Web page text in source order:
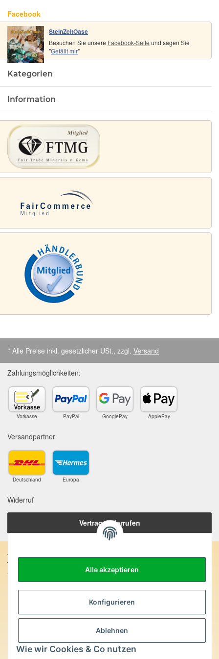
Alle akzeptieren
Konfigurieren
Ablehnen
Wie wir Cookies & Co nutzen
Facebook
SteinZeitOase
Besuchen Sie unsere Facebook-Seite und sagen Sie
"Gefällt mir"
Kategorien
Information
* Alle Preise inkl. gesetzlicher USt., zzgl. Versand
Zahlungsmöglichkeiten:
Vorkasse PayPal GooglePay ApplePay
Versandpartner
Deutschland Europa
Widerruf
Vertrag widerrufen
Anschrift:
SteinZeitOase
Frau Karin Philippin
Uhlandstr. 7
Heilversprechen:
Edelsteine und Mineralien werden im esoterischen Bereich
besondere Kräfte und Eigenschaften zugeordnet. Wir weisen
ausdrücklich darauf hin, dass alle gemachten Aussagen bzgl.